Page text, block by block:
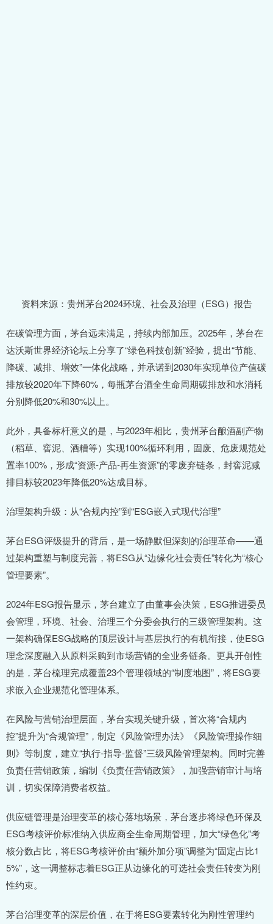
资料来源：贵州茅台2024环境、社会及治理（ESG）报告
在碳管理方面，茅台远未满足，持续内部加压。2025年，茅台在
达沃斯世界经济论坛上分享了“绿色科技创新”经验，提出“节能、
降碳、减排、增效”一体化战略，并承诺到2030年实现单位产值碳
排放较2020年下降60%，每瓶茅台酒全生命周期碳排放和水消耗
分别降低20%和30%以上。
此外，具备标杆意义的是，与2023年相比，贵州茅台酿酒副产物
（稻草、窖泥、酒糟等）实现100%循环利用，固废、危废规范处
置率100%，形成“资源-产品-再生资源”的零废弃链条，封窖泥减
排目标较2023年降低20%达成目标。
治理架构升级：从“合规内控”到“ESG嵌入式现代治理”
茅台ESG评级提升的背后，是一场静默但深刻的治理革命——通
过架构重塑与制度完善，将ESG从“边缘化社会责任”转化为“核心
管理要素”。
2024年ESG报告显示，茅台建立了由董事会决策，ESG推进委员
会管理，环境、社会、治理三个分委会执行的三级管理架构。这
一架构确保ESG战略的顶层设计与基层执行的有机衔接，使ESG
理念深度融入从原料采购到市场营销的全业务链条。更具开创性
的是，茅台梳理完成覆盖23个管理领域的“制度地图”，将ESG要
求嵌入企业规范化管理体系。
在风险与营销治理层面，茅台实现关键升级，首次将“合规内
控”提升为“合规管理”，制定《风险管理办法》《风险管理操作细
则》等制度，建立“执行-指导-监督”三级风险管理架构。同时完善
负责任营销政策，编制《负责任营销政策》，加强营销审计与培
训，切实保障消费者权益。
供应链管理是治理变革的核心落地场景，茅台逐步将绿色环保及
ESG考核评价标准纳入供应商全生命周期管理，加大“绿色化”考
核分数占比，将ESG考核评价由“额外加分项”调整为“固定占比1
5%”，这一调整标志着ESG正从边缘化的可选社会责任转变为刚
性约束。
茅台治理变革的深层价值，在于将ESG要素转化为刚性管理约